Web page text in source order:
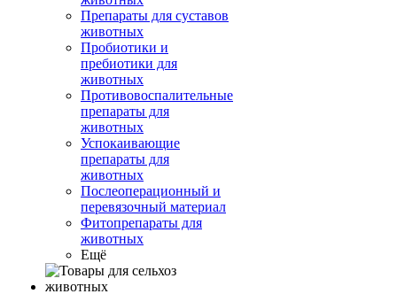
Препараты для суставов
животных
Пробиотики и
пребиотики для
животных
Противовоспалительные
препараты для
животных
Успокаивающие
препараты для
животных
Послеоперационный и
перевязочный материал
Фитопрепараты для
животных
Ещё